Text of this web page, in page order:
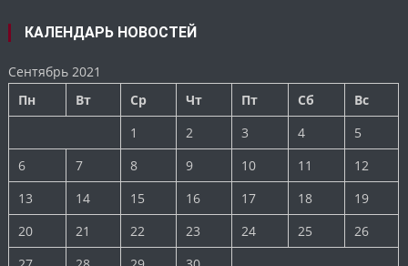
КАЛЕНДАРЬ НОВОСТЕЙ
Сентябрь 2021
Пн
Вт Ср Чт Пт Сб
Вс
1
2 3 4
5
6
7 8 9 10 11
12
13
14 15 16 17 18
19
20
21 22 23 24 25
26